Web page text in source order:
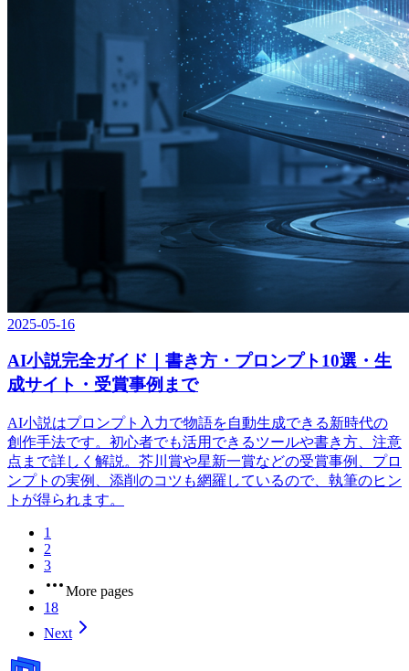
2025-05-16
AI小説完全ガイド｜書き方・プロンプト10選・生
成サイト・受賞事例まで
AI小説はプロンプト入力で物語を自動生成できる新時代の
創作手法です。初心者でも活用できるツールや書き方、注意
点まで詳しく解説。芥川賞や星新一賞などの受賞事例、プロ
ンプトの実例、添削のコツも網羅しているので、執筆のヒン
トが得られます。
1
2
3
More pages
18
Next